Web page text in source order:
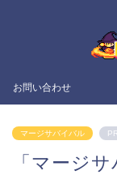
お問い合わせ
マージサバイバル PR
「マージ